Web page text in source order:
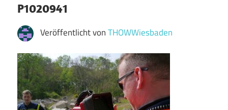
P1020941
Veröffentlicht vonTHOWWiesbaden